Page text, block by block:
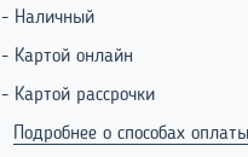
- Наличный
- Картой онлайн
- Картой рассрочки
Подробнее о способах оплаты